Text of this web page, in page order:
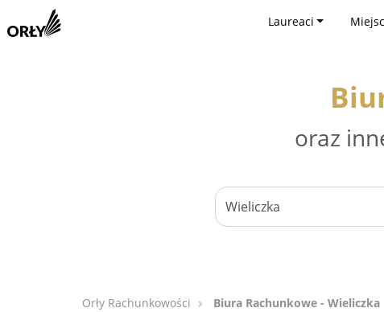
Laureaci
oraz
Orły Rachunkowości Biura Rachunkowe - Wieliczka